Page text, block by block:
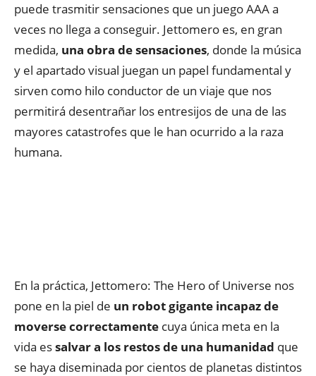
puede trasmitir sensaciones que un juego AAA a
veces no llega a conseguir. Jettomero es, en gran
medida, una obra de sensaciones, donde la música
y el apartado visual juegan un papel fundamental y
sirven como hilo conductor de un viaje que nos
permitirá desentrañar los entresijos de una de las
mayores catastrofes que le han ocurrido a la raza
humana.
En la práctica, Jettomero: The Hero of Universe nos
pone en la piel de un robot gigante incapaz de
moverse correctamente cuya única meta en la
vida essalvar a los restos de una humanidad que
se haya diseminada por cientos de planetas distintos